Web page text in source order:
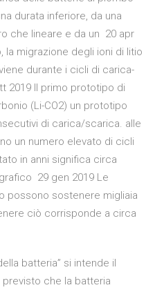
durata inferiore, da una
che lineare e da un 20 apr
la migrazione degli ioni di litio
durante i cicli di carica-
2019 Il primo prototipo di
(Li-CO2) un prototipo
di carica/scarica. alle
un numero elevato di cicli
in anni significa circa
29 gen 2019 Le
possono sostenere migliaia
ciò corrisponde a circa
batteria” si intende il
che la batteria